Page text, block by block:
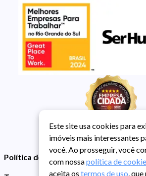
Política de Privacidade
Este site usa cookies para
imóveis mais interessantes
você. Ao prosseguir, você
com nossapolítica de
aceita os termos de uso,